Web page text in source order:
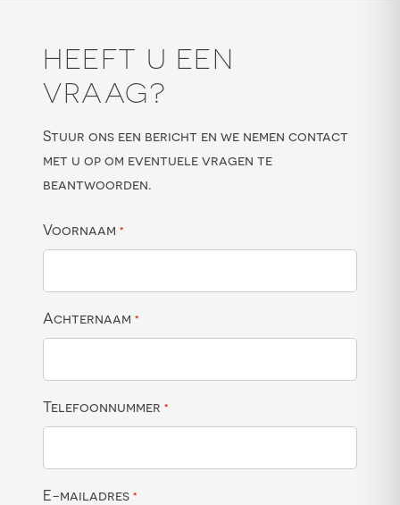
HEEFT U EEN
VRAAG?
Stuur ons een bericht en we nemen contact
met u op om eventuele vragen te
beantwoorden.
Voornaam *
Achternaam *
Telefoonnummer *
E-mailadres *